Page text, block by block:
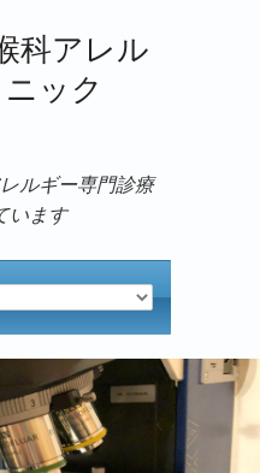
科アレル
ック
ルギー専門診療
います